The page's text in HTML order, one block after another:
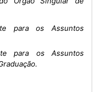
para os Assuntos
para os Assuntos